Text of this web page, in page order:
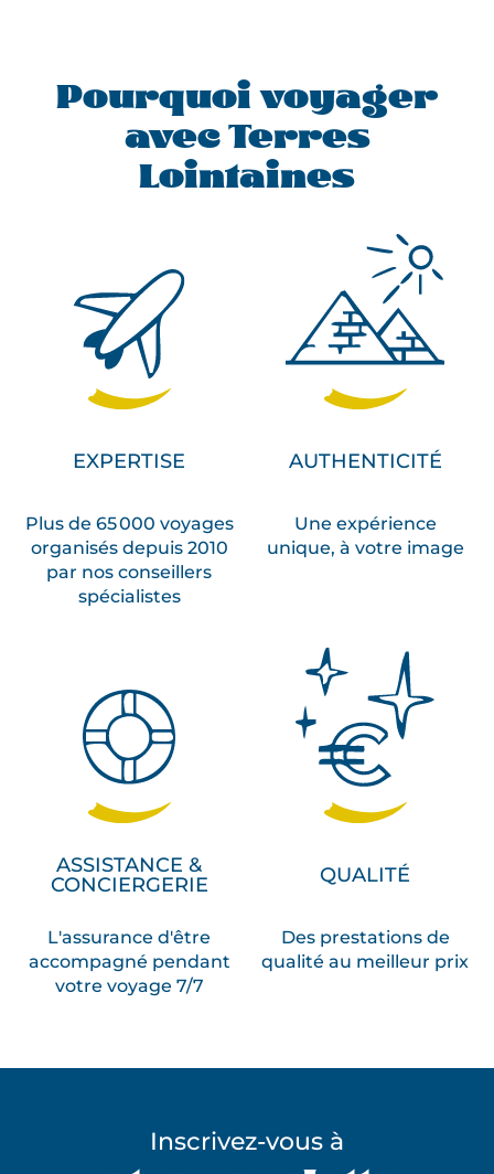
Pourquoi voyager
avec Terres
Lointaines
EXPERTISE
Plus de 65 000 voyages
organisés depuis 2010
par nos conseillers
spécialistes
AUTHENTICITÉ
Une expérience
unique, à votre image
ASSISTANCE &
CONCIERGERIE
L'assurance d'être
accompagné pendant
votre voyage 7/7
QUALITÉ
Des prestations de
qualité au meilleur prix
Inscrivez-vous à